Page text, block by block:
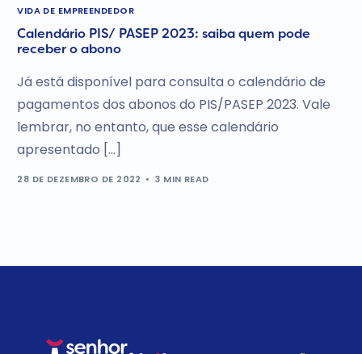
VIDA DE EMPREENDEDOR
Calendário PIS/ PASEP 2023: saiba quem pode
receber o abono
Já está disponível para consulta o calendário de
pagamentos dos abonos do PIS/PASEP 2023. Vale
lembrar, no entanto, que esse calendário
apresentado […]
28 DE DEZEMBRO DE 2022 3 MIN READ